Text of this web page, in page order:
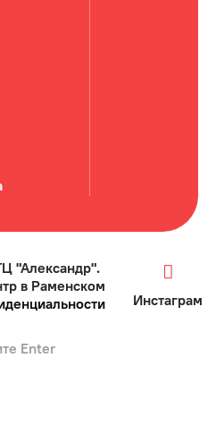
"Александр".
в Раменском
Инстаграм